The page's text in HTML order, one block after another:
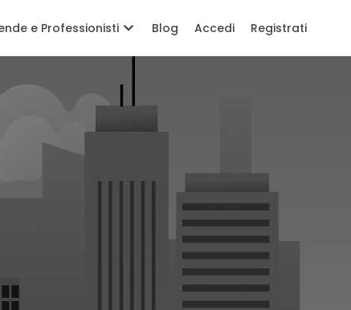
e Professionisti Blog Accedi Registrati